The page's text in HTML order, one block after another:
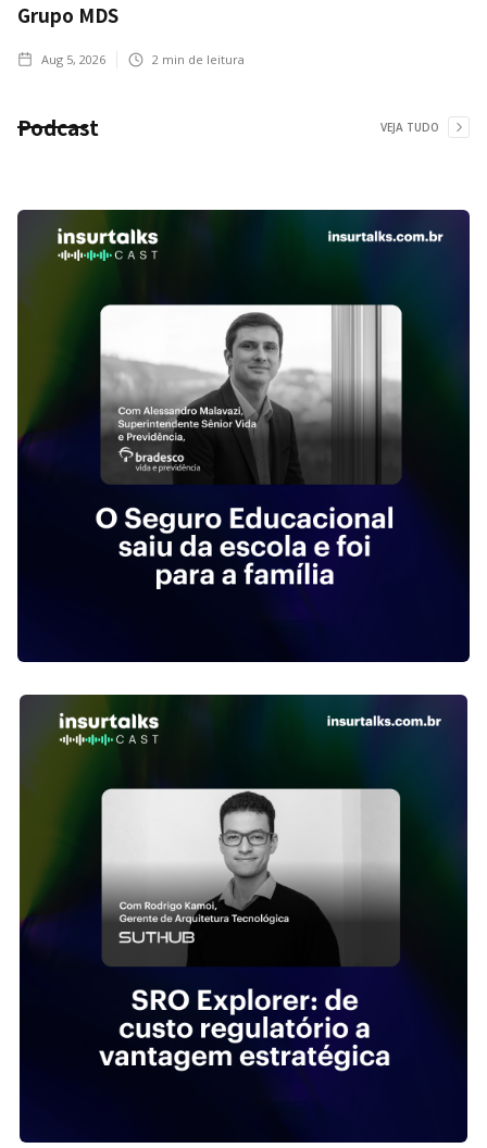
Grupo MDS
Aug 5, 2026 2 min de leitura
Podcast VEJA TUDO